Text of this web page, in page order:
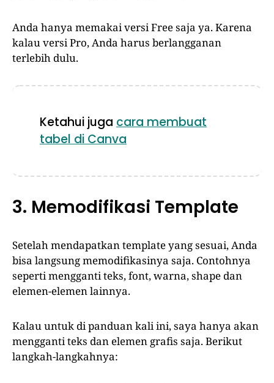
Anda hanya memakai versi Free saja ya. Karena
kalau versi Pro, Anda harus berlangganan
terlebih dulu.
Ketahui juga cara membuat
tabel di Canva
3. Memodifikasi Template
Setelah mendapatkan template yang sesuai, Anda
bisa langsung memodifikasinya saja. Contohnya
seperti mengganti teks, font, warna, shape dan
elemen-elemen lainnya.
Kalau untuk di panduan kali ini, saya hanya akan
mengganti teks dan elemen grafis saja. Berikut
langkah-langkahnya: